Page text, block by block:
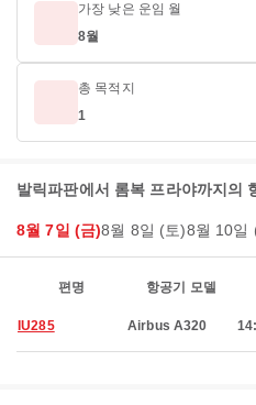
가장 낮은 운임 월
8월
총 목적지
1
발릭파판에서 롬복 프라야까지의
8월 7일 (금)8월 8일 (토)8월 10일
편명 항공기 모델
IU285 Airbus A320